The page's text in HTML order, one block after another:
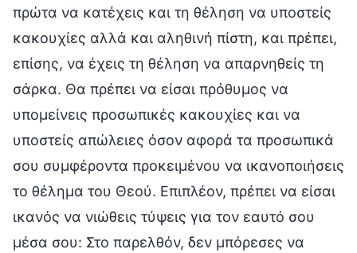
πρώτα να κατέχεις και τη θέληση να υποστείς
κακουχίες αλλά και αληθινή πίστη, και πρέπει,
επίσης, να έχεις τη θέληση να απαρνηθείς τη
σάρκα. Θα πρέπει να είσαι πρόθυμος να
υπομείνεις προσωπικές κακουχίες και να
υποστείς απώλειες όσον αφορά τα προσωπικά
σου συμφέροντα προκειμένου να ικανοποιήσεις
το θέλημα του Θεού. Επιπλέον, πρέπει να είσαι
ικανός να νιώθεις τύψεις για τον εαυτό σου
μέσα σου: Στο παρελθόν, δεν μπόρεσες να